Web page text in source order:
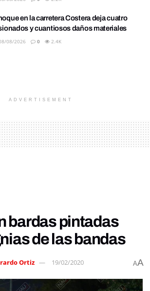
en la carretera Costera deja cuatro
y cuantiosos daños materiales
08/2026 0 2.4K
ADVERTISEMENT
bardas pintadas
de las bandas
Ortiz 19/02/2020 AA